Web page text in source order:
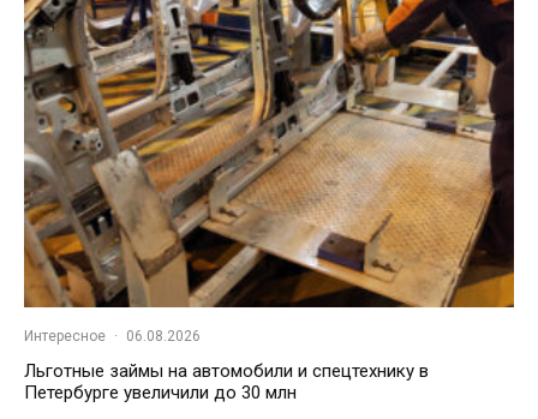
Интересное · 06.08.2026
Льготные займы на автомобили и спецтехнику в
Петербурге увеличили до 30 млн